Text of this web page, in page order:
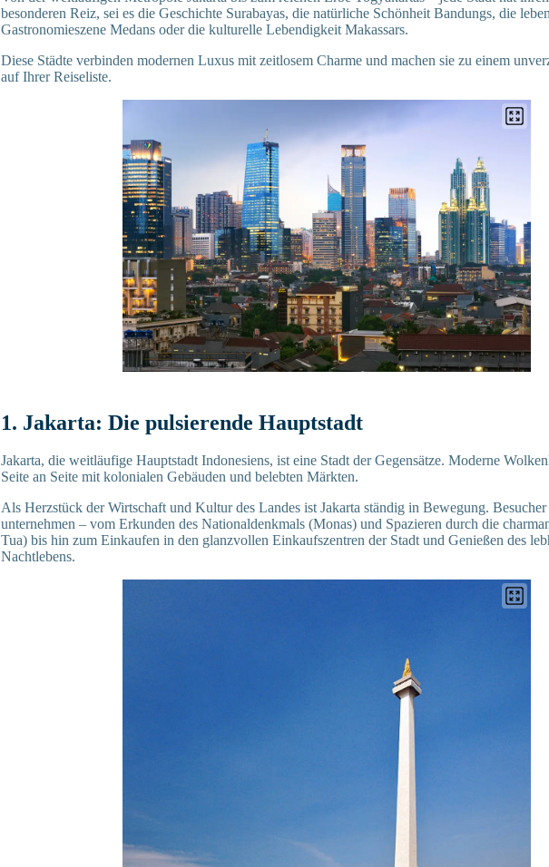
besonderen Reiz, sei es die Geschichte Surabayas, die natürliche Schönheit Bandungs, die
Gastronomieszene Medans oder die kulturelle Lebendigkeit Makassars.
Diese Städte verbinden modernen Luxus mit zeitlosem Charme und machen sie zu einem
auf Ihrer Reiseliste.
1. Jakarta: Die pulsierende Hauptstadt
Jakarta, die weitläufige Hauptstadt Indonesiens, ist eine Stadt der Gegensätze. Moderne
Seite an Seite mit kolonialen Gebäuden und belebten Märkten.
Als Herzstück der Wirtschaft und Kultur des Landes ist Jakarta ständig in Bewegung.
unternehmen – vom Erkunden des Nationaldenkmals (Monas) und Spazieren durch die
Tua) bis hin zum Einkaufen in den glanzvollen Einkaufszentren der Stadt und Genießen des
Nachtlebens.